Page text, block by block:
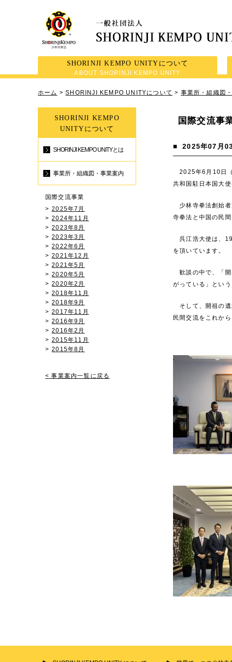
SHORINJI KEMPO UNITYについて
ABOUT SHORINJI KEMPO UNITY
ホーム >SHORINJI KEMPO UNITYについて > 事業所・組織図
SHORINJI KEMPO
UNITYについて
SHORINJI KEMPO UNITYとは
事業所・組織図・事業案内
国際交流事業
2025年7月
2024年11月
2023年8月
2023年3月
2022年6月
2021年12月
2021年5月
2020年5月
2020年2月
2018年11月
2018年9月
2017年11月
2016年9月
2016年2月
2015年11月
2015年8月
< 事業案内一覧に戻る
国際交流事
■ 2025年07月
2025年6月10日（
共和国駐日本国大
少林寺拳法創始者
寺拳法と中国の民
呉江浩大使は、
を頂いています。
歓談の中で、「開
がっている」とい
そして、開祖の遺
民間交流をこれか